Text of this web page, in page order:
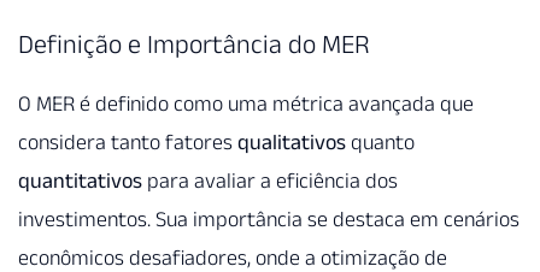
Definição e Importância do MER
O MER é definido como uma métrica avançada que
considera tanto fatores qualitativos quanto
quantitativos para avaliar a eficiência dos
investimentos. Sua importância se destaca em cenários
econômicos desafiadores, onde a otimização de